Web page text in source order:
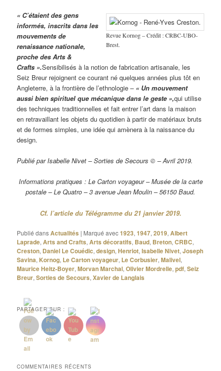
Revue Kornog – Crédit : CRBC-UBO-
Brest.
« C’étaient des gens
informés, inscrits dans les
mouvements de
renaissance nationale,
proche des Arts &
Crafts ».Sensibilisés à la notion de fabrication artisanale, les
Seiz Breur rejoignent ce courant né quelques années plus tôt en
Angleterre, à la frontière de l’ethnologie – « Un mouvement
aussi bien spirituel que mécanique dans le geste »,qui utilise
des techniques traditionnelles et fait entrer l’art dans la maison
en retravaillant les objets du quotidien à partir de matériaux bruts
et de formes simples, une idée qui amènera à la naissance du
design.
Publié par Isabelle Nivet – Sorties de Secours © – Avril 2019.
Informations pratiques : Le Carton voyageur – Musée de la carte
postale – Le Quatro – 3 avenue Jean Moulin – 56150 Baud.
Cf. l’article du Télégramme du 21 janvier 2019.
Publié dansActualités | Marqué avec1923,1947,2019,Albert
Laprade,Arts and Crafts,Arts décoratifs, Baud, Breton,CRBC,
Creston, Daniel Le Couédic,design,Henriot,Isabelle Nivet,Joseph
Savina, Kornog, Le Carton voyageur, Le Corbusier,Malivel,
Maurice Heitz-Boyer,Morvan Marchal,Olivier Mordrelle,pdf,Seiz
Breur,Sorties de Secours,Xavier de Langlais
PARTAGER SUR :
COMMENTAIRES RÉCENTS